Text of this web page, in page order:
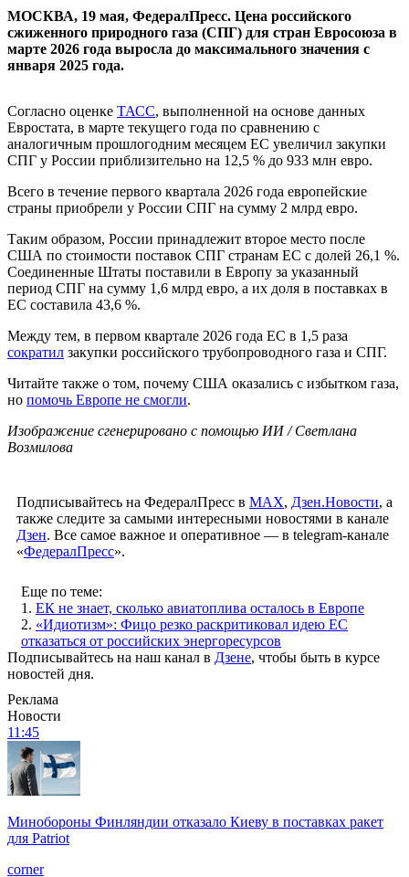
МОСКВА, 19 мая, ФедералПресс. Цена российского
сжиженного природного газа (СПГ) для стран Евросоюза в
марте 2026 года выросла до максимального значения с
января 2025 года.
Согласно оценке ТАСС, выполненной на основе данных
Евростата, в марте текущего года по сравнению с
аналогичным прошлогодним месяцем ЕС увеличил закупки
СПГ у России приблизительно на 12,5 % до 933 млн евро.
Всего в течение первого квартала 2026 года европейские
страны приобрели у России СПГ на сумму 2 млрд евро.
Таким образом, России принадлежит второе место после
США по стоимости поставок СПГ странам ЕС с долей 26,1 %.
Соединенные Штаты поставили в Европу за указанный
период СПГ на сумму 1,6 млрд евро, а их доля в поставках в
ЕС составила 43,6 %.
Между тем, в первом квартале 2026 года ЕС в 1,5 раза
сократил закупки российского трубопроводного газа и СПГ.
Читайте также о том, почему США оказались с избытком газа,
но помочь Европе не смогли.
Изображение сгенерировано с помощью ИИ / Светлана
Возмилова
Подписывайтесь на ФедералПресс в МАХ, Дзен.Новости, а
также следите за самыми интересными новостями в канале
Дзен. Все самое важное и оперативное — в telegram-канале
«ФедералПресс».
Еще по теме:
1. ЕК не знает, сколько авиатоплива осталось в Европе
2. «Идиотизм»: Фицо резко раскритиковал идею ЕС
отказаться от российских энергоресурсов
Подписывайтесь на наш канал в Дзене, чтобы быть в курсе
новостей дня.
Реклама
Новости
11:45
Минобороны Финляндии отказало Киеву в поставках ракет
для Patriot
corner